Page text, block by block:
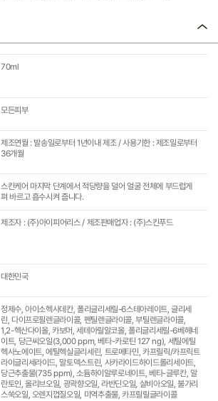
70ml
모든피부
제조연월 : 발송일로부터 1년이내 제조 / 사용기한 : 제조일로부터
36개월
스킨케어 마지막 단계에서 적당량을 덜어 얼굴 전체에 부드럽게
펴 바르고 흡수시켜 줍니다.
제조자 : (주)아이피어리스 / 제조판매업자 : (주)스킨푸드
대한민국
정제수, 아이소헥사데칸, 폴리글리세릴-6스테아레이트, 글리세
린, 다이프로필렌글라이콜, 펜틸렌글라이콜, 부틸렌글라이콜,
1,2-헥산다이올, 카보머, 세테아릴알코올, 폴리글리세릴-6베헤네
이트, 당근씨오일(3,000 ppm, 베타-카로틴 127 ng), 세틸에틸
헥사노에이트, 에틸헥실글리세린, 트로메타민, 카프릴릭/카프릭트
라이글리세라이드, 말토덱스트린, 사카라이드하이드롤리세이트,
당근추출물(735 ppm), 소듐하이알루로네이트, 베타-글루칸, 알
란토인, 올리브오일, 광곽향오일, 라반딘오일, 살비아오일, 불가리
스쑥오일, 오렌지껍질오일, 미역추출물, 카프릴릴글라이콜